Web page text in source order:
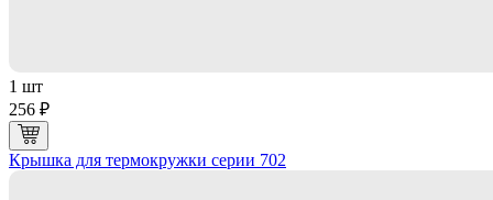
1 шт
256 ₽
Крышка для термокружки серии 702